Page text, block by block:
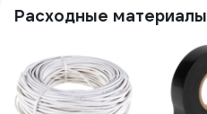
Расходные материалы